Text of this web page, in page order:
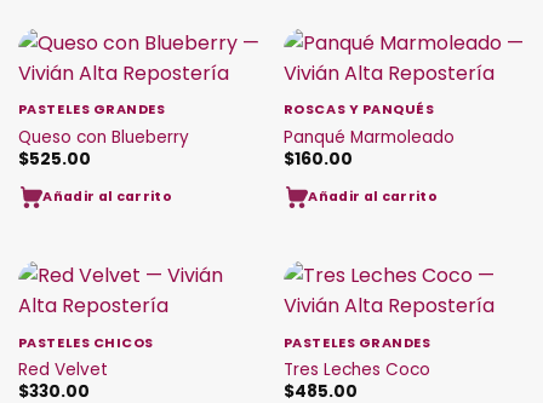
PASTELES GRANDES
Queso con Blueberry
$525.00
Añadir al carrito
ROSCAS Y PANQUÉS
Panqué Marmoleado
$160.00
Añadir al carrito
PASTELES CHICOS
Red Velvet
$330.00
PASTELES GRANDES
Tres Leches Coco
$485.00